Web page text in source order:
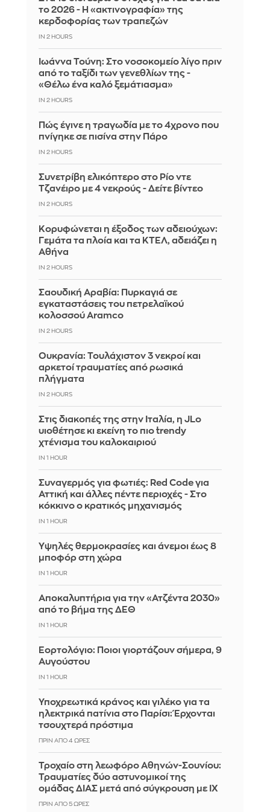
το 2026 - Η «ακτινογραφία» της
κερδοφορίας των τραπεζών
IN 2 HOURS
Ιωάννα Τούνη: Στο νοσοκομείο λίγο πριν
από το ταξίδι των γενεθλίων της -
«Θέλω ένα καλό ξεμάτιασμα»
IN 2 HOURS
Πώς έγινε η τραγωδία με το 4χρονο που
πνίγηκε σε πισίνα στην Πάρο
IN 2 HOURS
Συνετρίβη ελικόπτερο στο Ρίο ντε
Τζανέιρο με 4 νεκρούς - Δείτε βίντεο
IN 2 HOURS
Κορυφώνεται η έξοδος των αδειούχων:
Γεμάτα τα πλοία και τα ΚΤΕΛ, αδειάζει η
Αθήνα
IN 2 HOURS
Σαουδική Αραβία: Πυρκαγιά σε
εγκαταστάσεις του πετρελαϊκού
κολοσσού Aramco
IN 2 HOURS
Ουκρανία: Τουλάχιστον 3 νεκροί και
αρκετοί τραυματίες από ρωσικά
πλήγματα
IN 2 HOURS
Στις διακοπές της στην Ιταλία, η JLo
υιοθέτησε κι εκείνη το πιο trendy
χτένισμα του καλοκαιριού
IN 1 HOUR
Συναγερμός για φωτιές: Red Code για
Αττική και άλλες πέντε περιοχές - Στο
κόκκινο ο κρατικός μηχανισμός
IN 1 HOUR
Υψηλές θερμοκρασίες και άνεμοι έως 8
μποφόρ στη χώρα
IN 1 HOUR
Αποκαλυπτήρια για την «Ατζέντα 2030»
από το βήμα της ΔΕΘ
IN 1 HOUR
Εορτολόγιο: Ποιοι γιορτάζουν σήμερα, 9
Αυγούστου
IN 1 HOUR
Υποχρεωτικά κράνος και γιλέκο για τα
ηλεκτρικά πατίνια στο Παρίσι: Έρχονται
τσουχτερά πρόστιμα
ΠΡΙΝ ΑΠΌ 4 ΏΡΕΣ
Τροχαίο στη λεωφόρο Αθηνών-Σουνίου:
Τραυματίες δύο αστυνομικοί της
ομάδας ΔΙΑΣ μετά από σύγκρουση με ΙΧ
ΠΡΙΝ ΑΠΌ 5 ΏΡΕΣ